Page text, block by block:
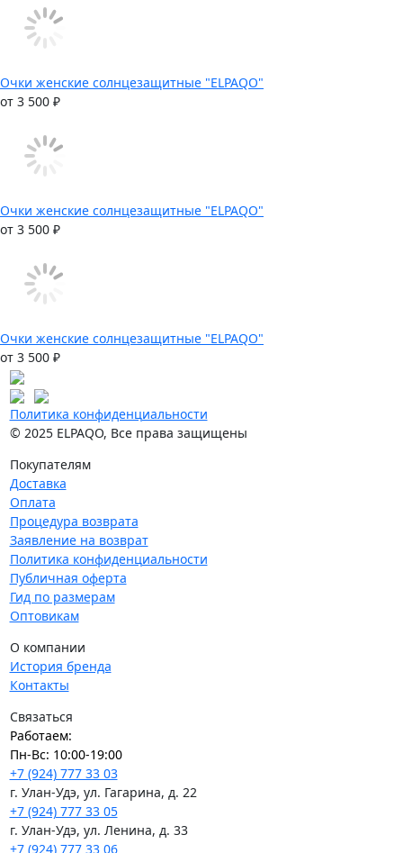
Очки женские солнцезащитные "ELPAQO"
от 3 500 ₽
Очки женские солнцезащитные "ELPAQO"
от 3 500 ₽
Очки женские солнцезащитные "ELPAQO"
от 3 500 ₽
Политика конфиденциальности
© 2025 ELPAQO, Все права защищены
Покупателям
Доставка
Оплата
Процедура возврата
Заявление на возврат
Политика конфиденциальности
Публичная оферта
Гид по размерам
Оптовикам
О компании
История бренда
Контакты
Связаться
Работаем:
Пн-Вс: 10:00-19:00
+7 (924) 777 33 03
г. Улан-Удэ, ул. Гагарина, д. 22
+7 (924) 777 33 05
г. Улан-Удэ, ул. Ленина, д. 33
+7 (924) 777 33 06